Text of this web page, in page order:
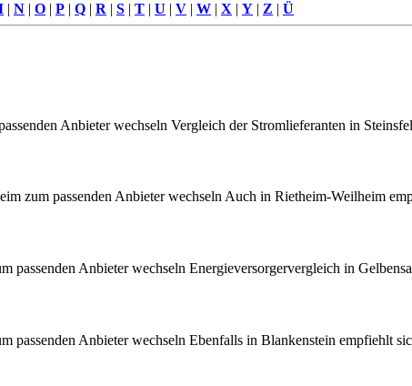
| N | O | P | Q | R | S | T | U | V | W | X | Y | Z | Ü
Anbieter wechseln Vergleich der Stromlieferanten in
zum passenden Anbieter wechseln Auch in Rietheim-Weilheim
passenden Anbieter wechseln Energieversorgervergleich in
passenden Anbieter wechseln Ebenfalls in Blankenstein empfiehlt